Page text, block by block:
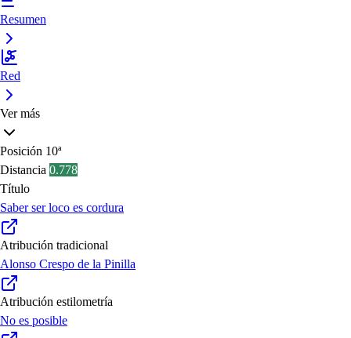
Resumen
Red
Ver más
Posición 10ª
Distancia 0.778
Título
Saber ser loco es cordura
Atribución tradicional
Alonso Crespo de la Pinilla
Atribución estilometría
No es posible